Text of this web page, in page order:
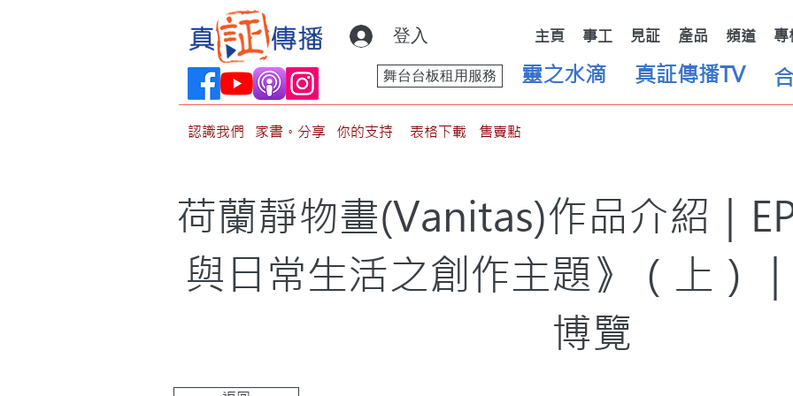
登入 主頁 事工 見証 產品 頻道 專
靈之水滴
舞台台板租用服務 真証傳播TV
認識我們 家書。分享 你的支持 表格下載 售賣點
荷蘭靜物畫(Vanitas)作品介紹｜
與日常生活之創作主題》（上）
博覽